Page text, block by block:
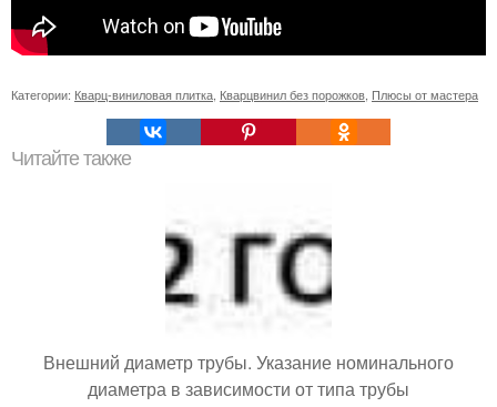
Категории: Кварц-виниловая плитка Кварцвинил без порожков Плюсы от мастера
Читайте также
Внешний диаметр трубы. Указание номинального
диаметра в зависимости от типа трубы